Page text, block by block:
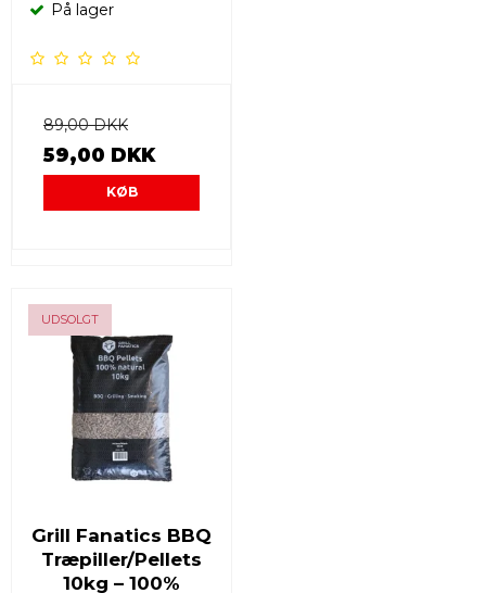
På lager
89,00 DKK
59,00 DKK
KØB
-0%
UDSOLGT
Grill Fanatics BBQ
Træpiller/Pellets
10kg – 100%